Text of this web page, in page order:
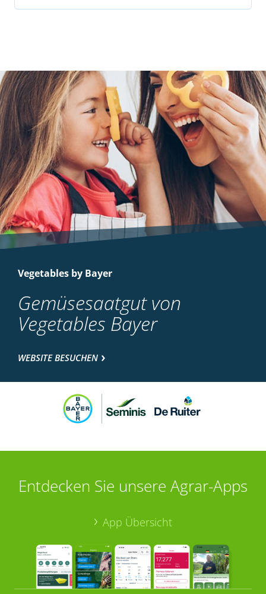
Vegetables by Bayer
Gemüsesaatgut von
Vegetables Bayer
WEBSITE BESUCHEN
Entdecken Sie unsere Agrar-Apps
App Übersicht